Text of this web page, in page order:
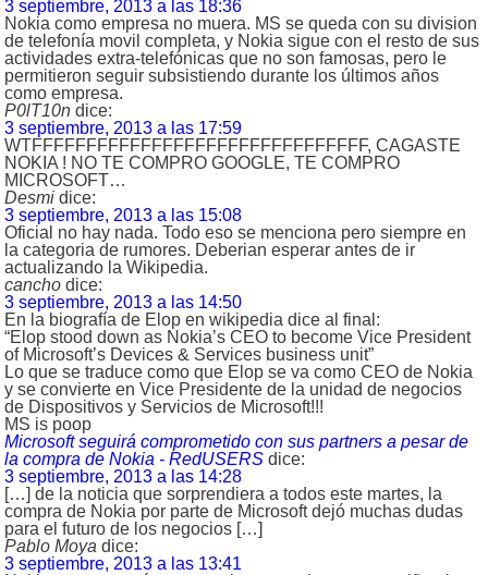
3 septiembre, 2013 a las 18:36
Nokia como empresa no muera. MS se queda con su division
de telefonía movil completa, y Nokia sigue con el resto de sus
actividades extra-telefónicas que no son famosas, pero le
permitieron seguir subsistiendo durante los últimos años
como empresa.
P0lT10n dice:
3 septiembre, 2013 a las 17:59
WTFFFFFFFFFFFFFFFFFFFFFFFFFFFFFFF, CAGASTE
NOKIA ! NO TE COMPRO GOOGLE, TE COMPRO
MICROSOFT…
Desmi dice:
3 septiembre, 2013 a las 15:08
Oficial no hay nada. Todo eso se menciona pero siempre en
la categoria de rumores. Deberian esperar antes de ir
actualizando la Wikipedia.
cancho dice:
3 septiembre, 2013 a las 14:50
En la biografía de Elop en wikipedia dice al final:
“Elop stood down as Nokia’s CEO to become Vice President
of Microsoft’s Devices & Services business unit”
Lo que se traduce como que Elop se va como CEO de Nokia
y se convierte en Vice Presidente de la unidad de negocios
de Dispositivos y Servicios de Microsoft!!!
MS is poop
Microsoft seguirá comprometido con sus partners a pesar de
la compra de Nokia - RedUSERS dice:
3 septiembre, 2013 a las 14:28
[…] de la noticia que sorprendiera a todos este martes, la
compra de Nokia por parte de Microsoft dejó muchas dudas
para el futuro de los negocios […]
Pablo Moya dice:
3 septiembre, 2013 a las 13:41